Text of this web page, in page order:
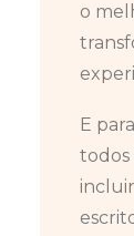
o
E
todos